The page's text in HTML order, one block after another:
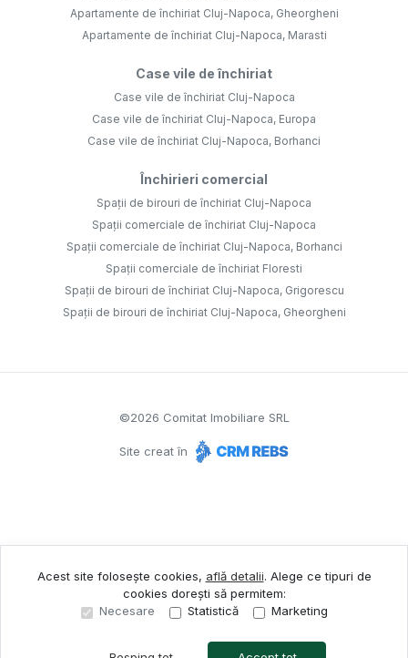
Apartamente de închiriat Cluj-Napoca, Gheorgheni
Apartamente de închiriat Cluj-Napoca, Marasti
Case vile de închiriat
Case vile de închiriat Cluj-Napoca
Case vile de închiriat Cluj-Napoca, Europa
Case vile de închiriat Cluj-Napoca, Borhanci
Închirieri comercial
Spații de birouri de închiriat Cluj-Napoca
Spații comerciale de închiriat Cluj-Napoca
Spații comerciale de închiriat Cluj-Napoca, Borhanci
Spații comerciale de închiriat Floresti
Spații de birouri de închiriat Cluj-Napoca, Grigorescu
Spații de birouri de închiriat Cluj-Napoca, Gheorgheni
©2026 Comitat Imobiliare SRL
Site creat în
Acest site folosește cookies, află detalii. Alege ce tipuri de
cookies dorești să permitem:
Necesare
Statistică Marketing